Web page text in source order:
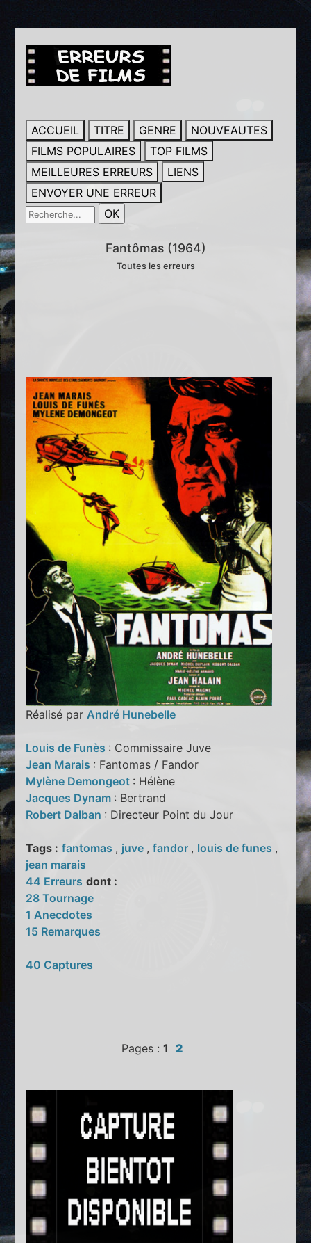
ACCUEIL TITRE GENRE
NOUVEAUTES
FILMS POPULAIRES
TOP FILMS
MEILLEURES ERREURS
LIENS
ENVOYER UNE ERREUR
Fantômas (1964)
Toutes les erreurs
Réalisé par André Hunebelle
Louis de Funès : Commissaire Juve
Jean Marais : Fantomas / Fandor
Mylène Demongeot : Hélène
Jacques Dynam : Bertrand
Robert Dalban : Directeur Point du Jour
Tags : fantomas , juve ,fandor , louis de funes ,
jean marais
44 Erreurs dont :
28 Tournage
1 Anecdotes
15 Remarques
40 Captures
Pages : 1 2